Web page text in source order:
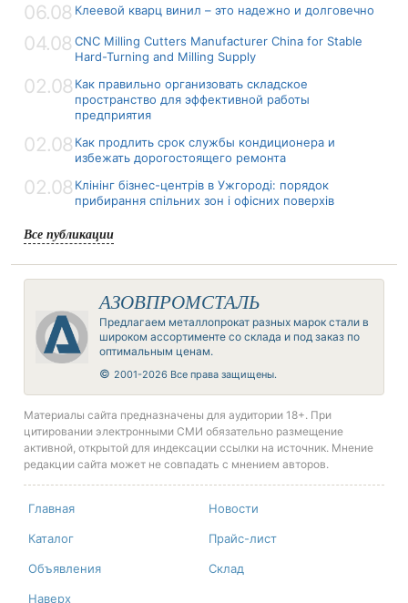
06.08 Клеевой кварц винил – это надежно и долговечно
04.08 CNC Milling Cutters Manufacturer China for Stable
Hard-Turning and Milling Supply
02.08 Как правильно организовать складское
пространство для эффективной работы
предприятия
02.08 Как продлить срок службы кондиционера и
избежать дорогостоящего ремонта
02.08 Клінінг бізнес-центрів в Ужгороді: порядок
прибирання спільних зон і офісних поверхів
Все публикации
АЗОВПРОМСТАЛЬ
Предлагаем металлопрокат разных марок стали в
широком ассортименте со склада и под заказ по
оптимальным ценам.
© 2001-2026 Все права защищены.
Материалы сайта предназначены для аудитории 18+. При
цитировании электронными СМИ обязательно размещение
активной, открытой для индексации ссылки на источник. Мнение
редакции сайта может не совпадать с мнением авторов.
Главная Новости
Каталог Прайс-лист
Объявления Склад
Наверх